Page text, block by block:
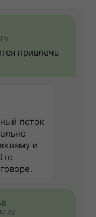
привлечь
поток
и